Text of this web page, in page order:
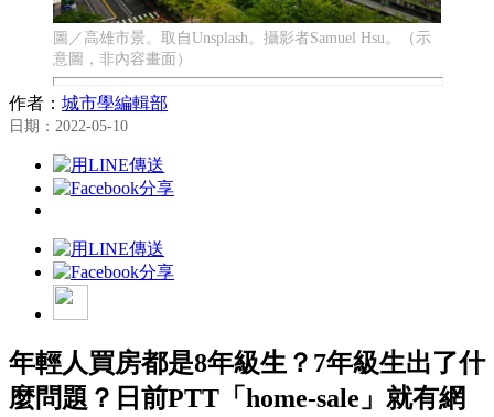
圖／高雄市景。取自Unsplash。攝影者Samuel Hsu。（示
意圖，非內容畫面）
作者： 城市學編輯部
日期：2022-05-10
年輕人買房都是8年級生？7年級生出了什
麼問題？日前PTT「home-sale」就有網